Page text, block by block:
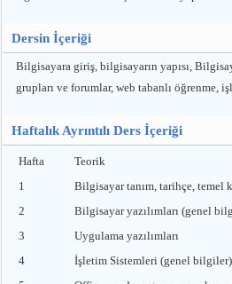
Dersin İçeriği
Bilgisayara giriş, bilgisayarın yapısı,
grupları ve forumlar, web tabanlı öğrenme,
Haftalık Ayrıntılı Ders İçeriği
Hafta
Teorik
1
Bilgisayar tanım, tarihçe, temel
2
Bilgisayar yazılımları (genel
3
Uygulama yazılımları
4
İşletim Sistemleri (genel bilgiler)